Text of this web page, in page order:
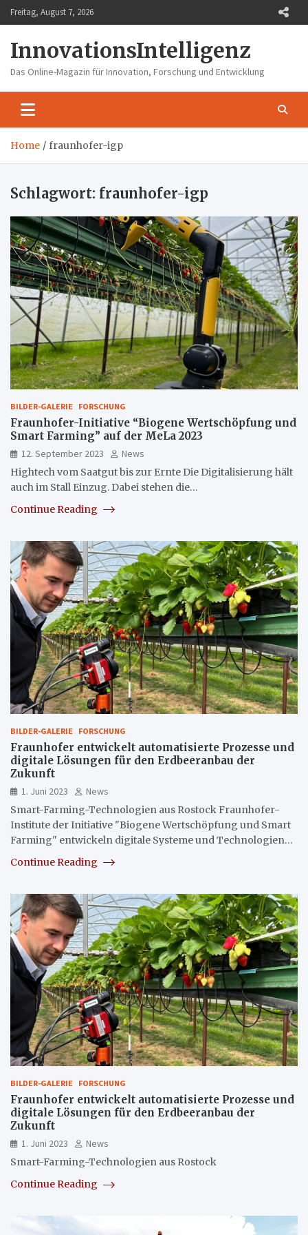
Skip
to
Freitag, August 7, 2026
InnovationsIntelligenz
Das Online-Magazin für Innovation, Forschung und Entwicklung
Home fraunhofer-igp
Schlagwort: fraunhofer-igp
BILDER-GALERIE FORSCHUNG
Fraunhofer-Initiative “Biogene Wertschöpfung und
Smart Farming” auf der MeLa 2023
12. September 2023
News
Hightech vom Saatgut bis zur Ernte Die Digitalisierung hält
auch im Stall Einzug. Dabei stehen die…
Continue Reading
BILDER-GALERIE FORSCHUNG
Fraunhofer entwickelt automatisierte Prozesse und
digitale Lösungen für den Erdbeeranbau der
Zukunft
1. Juni 2023
News
Smart-Farming-Technologien aus Rostock Fraunhofer-
Institute der Initiative "Biogene Wertschöpfung und Smart
Farming" entwickeln digitale Systeme und Technologien…
Continue Reading
BILDER-GALERIE FORSCHUNG
Fraunhofer entwickelt automatisierte Prozesse und
digitale Lösungen für den Erdbeeranbau der
Zukunft
1. Juni 2023
News
Smart-Farming-Technologien aus Rostock
Continue Reading